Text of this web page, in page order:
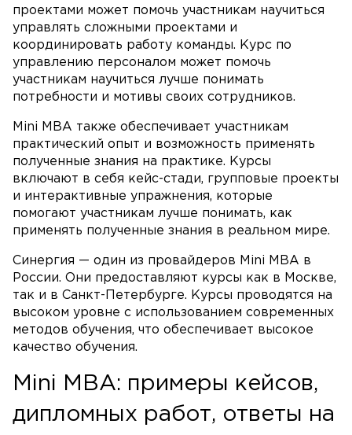
проектами может помочь участникам научиться
управлять сложными проектами и
координировать работу команды. Курс по
управлению персоналом может помочь
участникам научиться лучше понимать
потребности и мотивы своих сотрудников.
Mini MBA также обеспечивает участникам
практический опыт и возможность применять
полученные знания на практике. Курсы
включают в себя кейс-стади, групповые проекты
и интерактивные упражнения, которые
помогают участникам лучше понимать, как
применять полученные знания в реальном мире.
Синергия — один из провайдеров Mini MBA в
России. Они предоставляют курсы как в Москве,
так и в Санкт-Петербурге. Курсы проводятся на
высоком уровне с использованием современных
методов обучения, что обеспечивает высокое
качество обучения.
Mini MBA: примеры кейсов,
дипломных работ, ответы на